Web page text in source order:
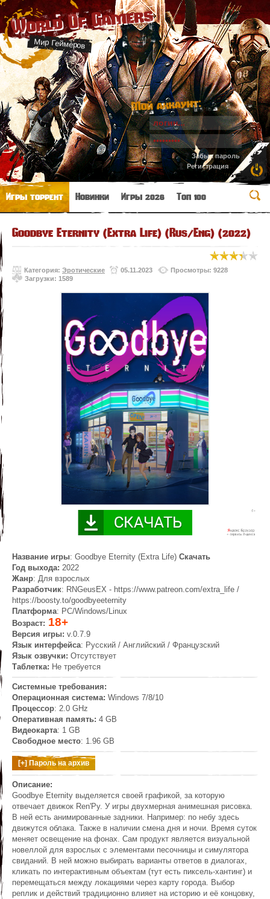
World Of Gamers
Мир Геймеров
Мой аккаунт:
Забыл пароль
Регистрация
Игры торрент Новинки Игры 2026 Топ 100
Goodbye Eternity (Extra Life) (Rus/Eng) (2022)
Категория: Эротические 05.11.2023
Просмотры: 9228
Загрузки: 1589
Название игры: Goodbye Eternity (Extra Life) Скачать
Год выхода: 2022
Жанр: Для взрослых
Разработчик: RNGeusEX - https://www.patreon.com/extra_life /
https://boosty.to/goodbyeeternity
Платформа: PC/Windows/Linux
Возраст: 18+
Версия игры: v.0.7.9
Язык интерфейса: Русский / Английский / Французский
Язык озвучки: Отсутствует
Таблетка: Не требуется
Системные требования:
Операционная система: Windows 7/8/10
Процессор: 2.0 GHz
Оперативная память: 4 GB
Видеокарта: 1 GB
Свободное место: 1.96 GB
Описание:
Goodbye Eternity выделяется своей графикой, за которую
отвечает движок Ren'Py. У игры двухмерная анимешная рисовка.
В ней есть анимированные задники. Например: по небу здесь
движутся облака. Также в наличии смена дня и ночи. Время суток
меняет освещение на фонах. Сам продукт является визуальной
новеллой для взрослых с элементами песочницы и симулятора
свиданий. В ней можно выбирать варианты ответов в диалогах,
кликать по интерактивным объектам (тут есть пиксель-хантинг) и
перемещаться между локациями через карту города. Выбор
реплик и действий традиционно влияет на историю и её концовку,